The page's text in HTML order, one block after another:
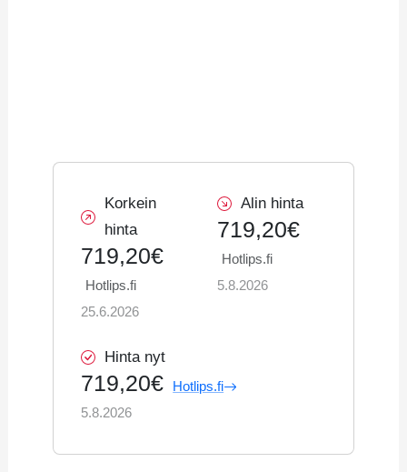
Korkein
hinta
719,20€
Hotlips.fi
25.6.2026
Alin hinta
719,20€
Hotlips.fi
5.8.2026
Hinta nyt
719,20€
Hotlips.fi
5.8.2026